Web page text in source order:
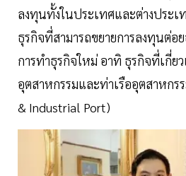
ลงทุนทั้งในประเทศและต่างประเ
ธุรกิจที่สามารถขยายการลงทุนต่อ
การทำธุรกิจใหม่ อาทิ ธุรกิจที่เกี่ย
อุตสาหกรรมและท่าเรืออุตสาหก
& Industrial Port)